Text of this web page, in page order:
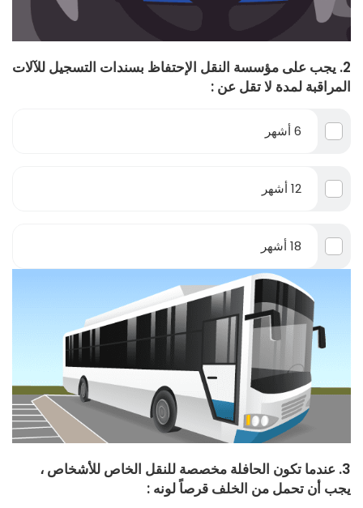
2. يجب على مؤسسة النقل الإحتفاظ بسندات التسجيل للآلات
المراقبة لمدة لا تقل عن :
6 أشهر
12 أشهر
18 أشهر
3. عندما تكون الحافلة مخصصة للنقل الخاص للأشخاص ،
يجب أن تحمل من الخلف قرصاً لونه :